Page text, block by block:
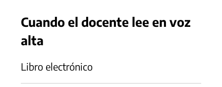
Cuando el docente lee en voz
alta
Libro electrónico